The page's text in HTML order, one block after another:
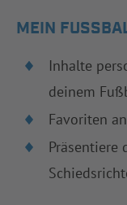
MEIN
Inhalte
deinem
Favoriten
Präsentiere